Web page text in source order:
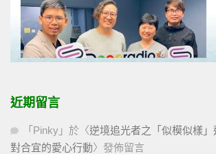
近期留言
「 Pinky 」於〈逆境追光者之「似模似樣
對合宜的愛心行動〉發佈留言